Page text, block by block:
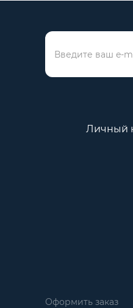
Личный
Оформить заказ